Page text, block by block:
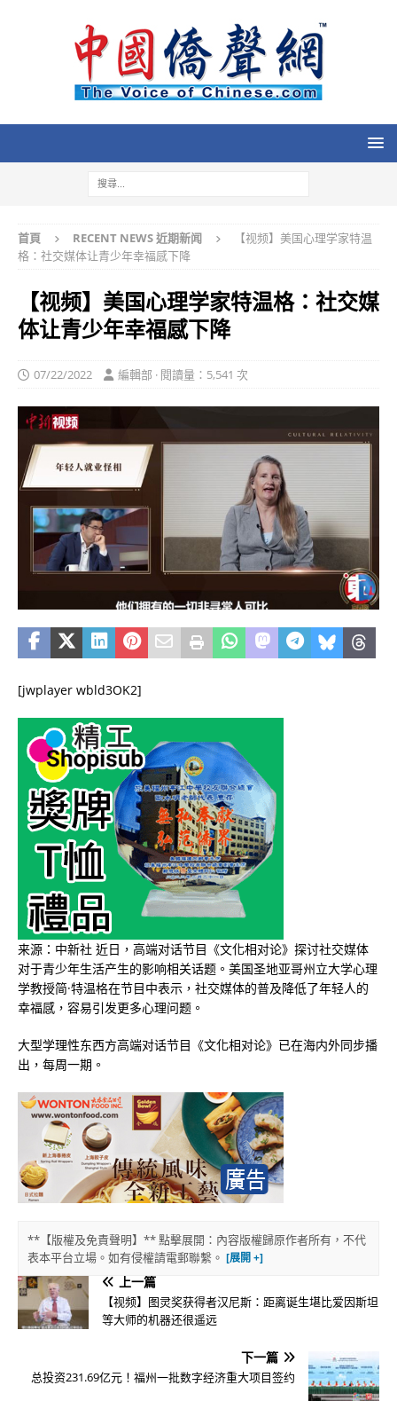
首頁 RECENT NEWS 近期新闻
【视频】美国心理学家特温
格：社交媒体让青少年幸福感下降
【视频】美国心理学家特温格：社交媒
体让青少年幸福感下降
07/22/2022 編輯部 · 閱讀量：5,541 次
[jwplayer wbld3OK2]
来源：中新社 近日，高端对话节目《文化相对论》探讨社交媒体
对于青少年生活产生的影响相关话题。美国圣地亚哥州立大学心理
学教授简·特温格在节目中表示，社交媒体的普及降低了年轻人的
幸福感，容易引发更多心理问题。
大型学理性东西方高端对话节目《文化相对论》已在海内外同步播
出，每周一期。
**【版權及免責聲明】** 點擊展開：內容版權歸原作者所有，不代
表本平台立場。如有侵權請電郵聯繫。
上一篇
【视频】图灵奖获得者汉尼斯：距离诞生堪比爱因斯坦
等大师的机器还很遥远
下一篇
总投资231.69亿元！福州一批数字经济重大项目签约